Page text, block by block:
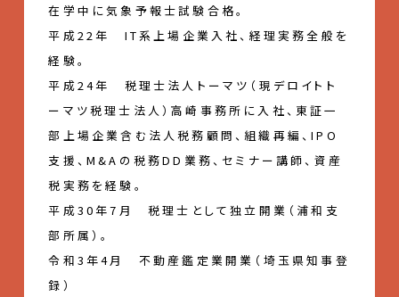
在学中に気象予報士試験合格。
平成22年 IT系上場企業入社、経理実務全般を
経験。
平成24年 税理士法人トーマツ（現デロイトト
ーマツ税理士法人）高崎事務所に入社、東証一
部上場企業含む法人税務顧問、組織再編、IPO
支援、M&Aの税務DD業務、セミナー講師、資産
税実務を経験。
平成30年7月 税理士として独立開業（浦和支
部所属）。
令和3年4月 不動産鑑定業開業（埼玉県知事登
録）